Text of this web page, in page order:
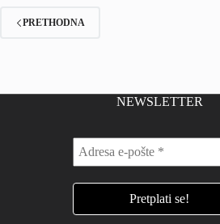
PRETHODNA
NEWSLETTER